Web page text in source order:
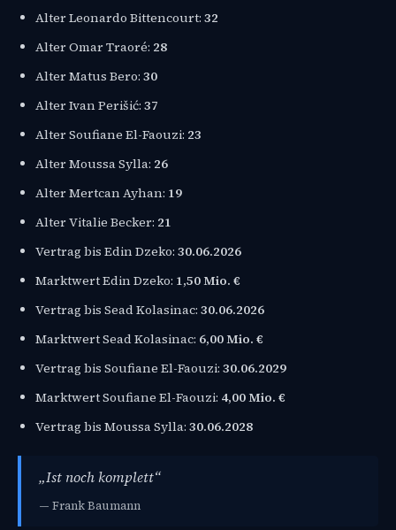
Alter Leonardo Bittencourt: 32
Alter Omar Traoré: 28
Alter Matus Bero: 30
Alter Ivan Perišić: 37
Alter Soufiane El-Faouzi: 23
Alter Moussa Sylla: 26
Alter Mertcan Ayhan: 19
Alter Vitalie Becker: 21
Vertrag bis Edin Dzeko: 30.06.2026
Marktwert Edin Dzeko: 1,50 Mio. €
Vertrag bis Sead Kolasinac: 30.06.2026
Marktwert Sead Kolasinac: 6,00 Mio. €
Vertrag bis Soufiane El-Faouzi: 30.06.2029
Marktwert Soufiane El-Faouzi: 4,00 Mio. €
Vertrag bis Moussa Sylla: 30.06.2028
„Ist noch komplett“
— Frank Baumann